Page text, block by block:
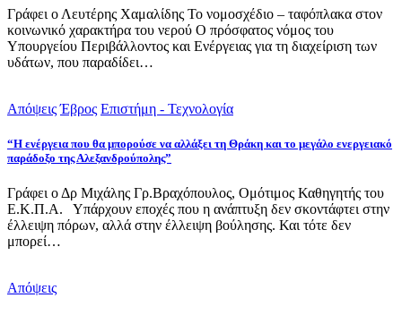
Γράφει ο Λευτέρης Χαμαλίδης Το νομοσχέδιο – ταφόπλακα στον
κοινωνικό χαρακτήρα του νερού Ο πρόσφατος νόμος του
Υπουργείου Περιβάλλοντος και Ενέργειας για τη διαχείριση των
υδάτων, που παραδίδει…
Απόψεις Έβρος Επιστήμη - Τεχνολογία
“Η ενέργεια που θα μπορούσε να αλλάξει τη Θράκη και το μεγάλο ενεργειακό
παράδοξο της Αλεξανδρούπολης”
Γράφει ο Δρ Μιχάλης Γρ.Βραχόπουλος, Ομότιμος Καθηγητής του
Ε.Κ.Π.Α. Υπάρχουν εποχές που η ανάπτυξη δεν σκοντάφτει στην
έλλειψη πόρων, αλλά στην έλλειψη βούλησης. Και τότε δεν
μπορεί…
Απόψεις